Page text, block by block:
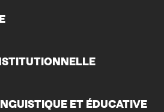
ET ÉDUCATIVE